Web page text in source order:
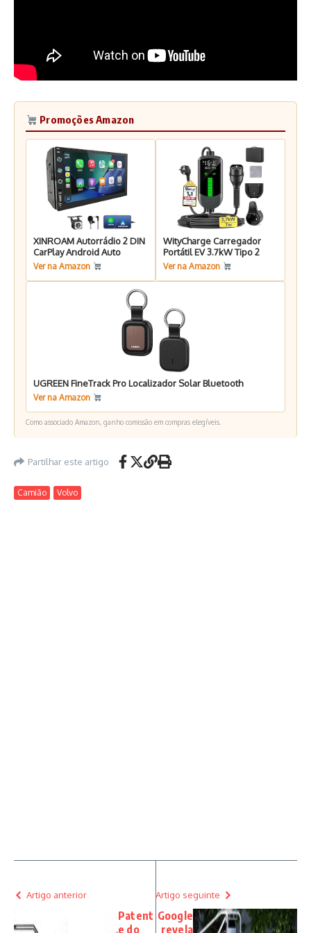
Promoções Amazon
XINROAM Autorrádio 2 DIN
CarPlay Android Auto
Ver na Amazon
WityCharge Carregador
Portátil EV 3.7kW Tipo 2
Ver na Amazon
UGREEN FineTrack Pro Localizador Solar Bluetooth
Ver na Amazon
Como associado Amazon, ganho comissão em compras elegíveis.
Partilhar este artigo
Camião Volvo
Artigo anterior
Patent
e do
Artigo seguinte
Google
revela